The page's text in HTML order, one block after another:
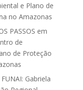
e Plano de
no Amazonas
PASSOS em
de
de Proteção
FUNAI: Gabriela